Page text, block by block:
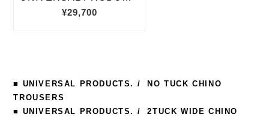
■ UNIVERSAL PRODUCTS. / NO TUCK CHINO
TROUSERS
■ UNIVERSAL PRODUCTS. / 2TUCK WIDE CHINO